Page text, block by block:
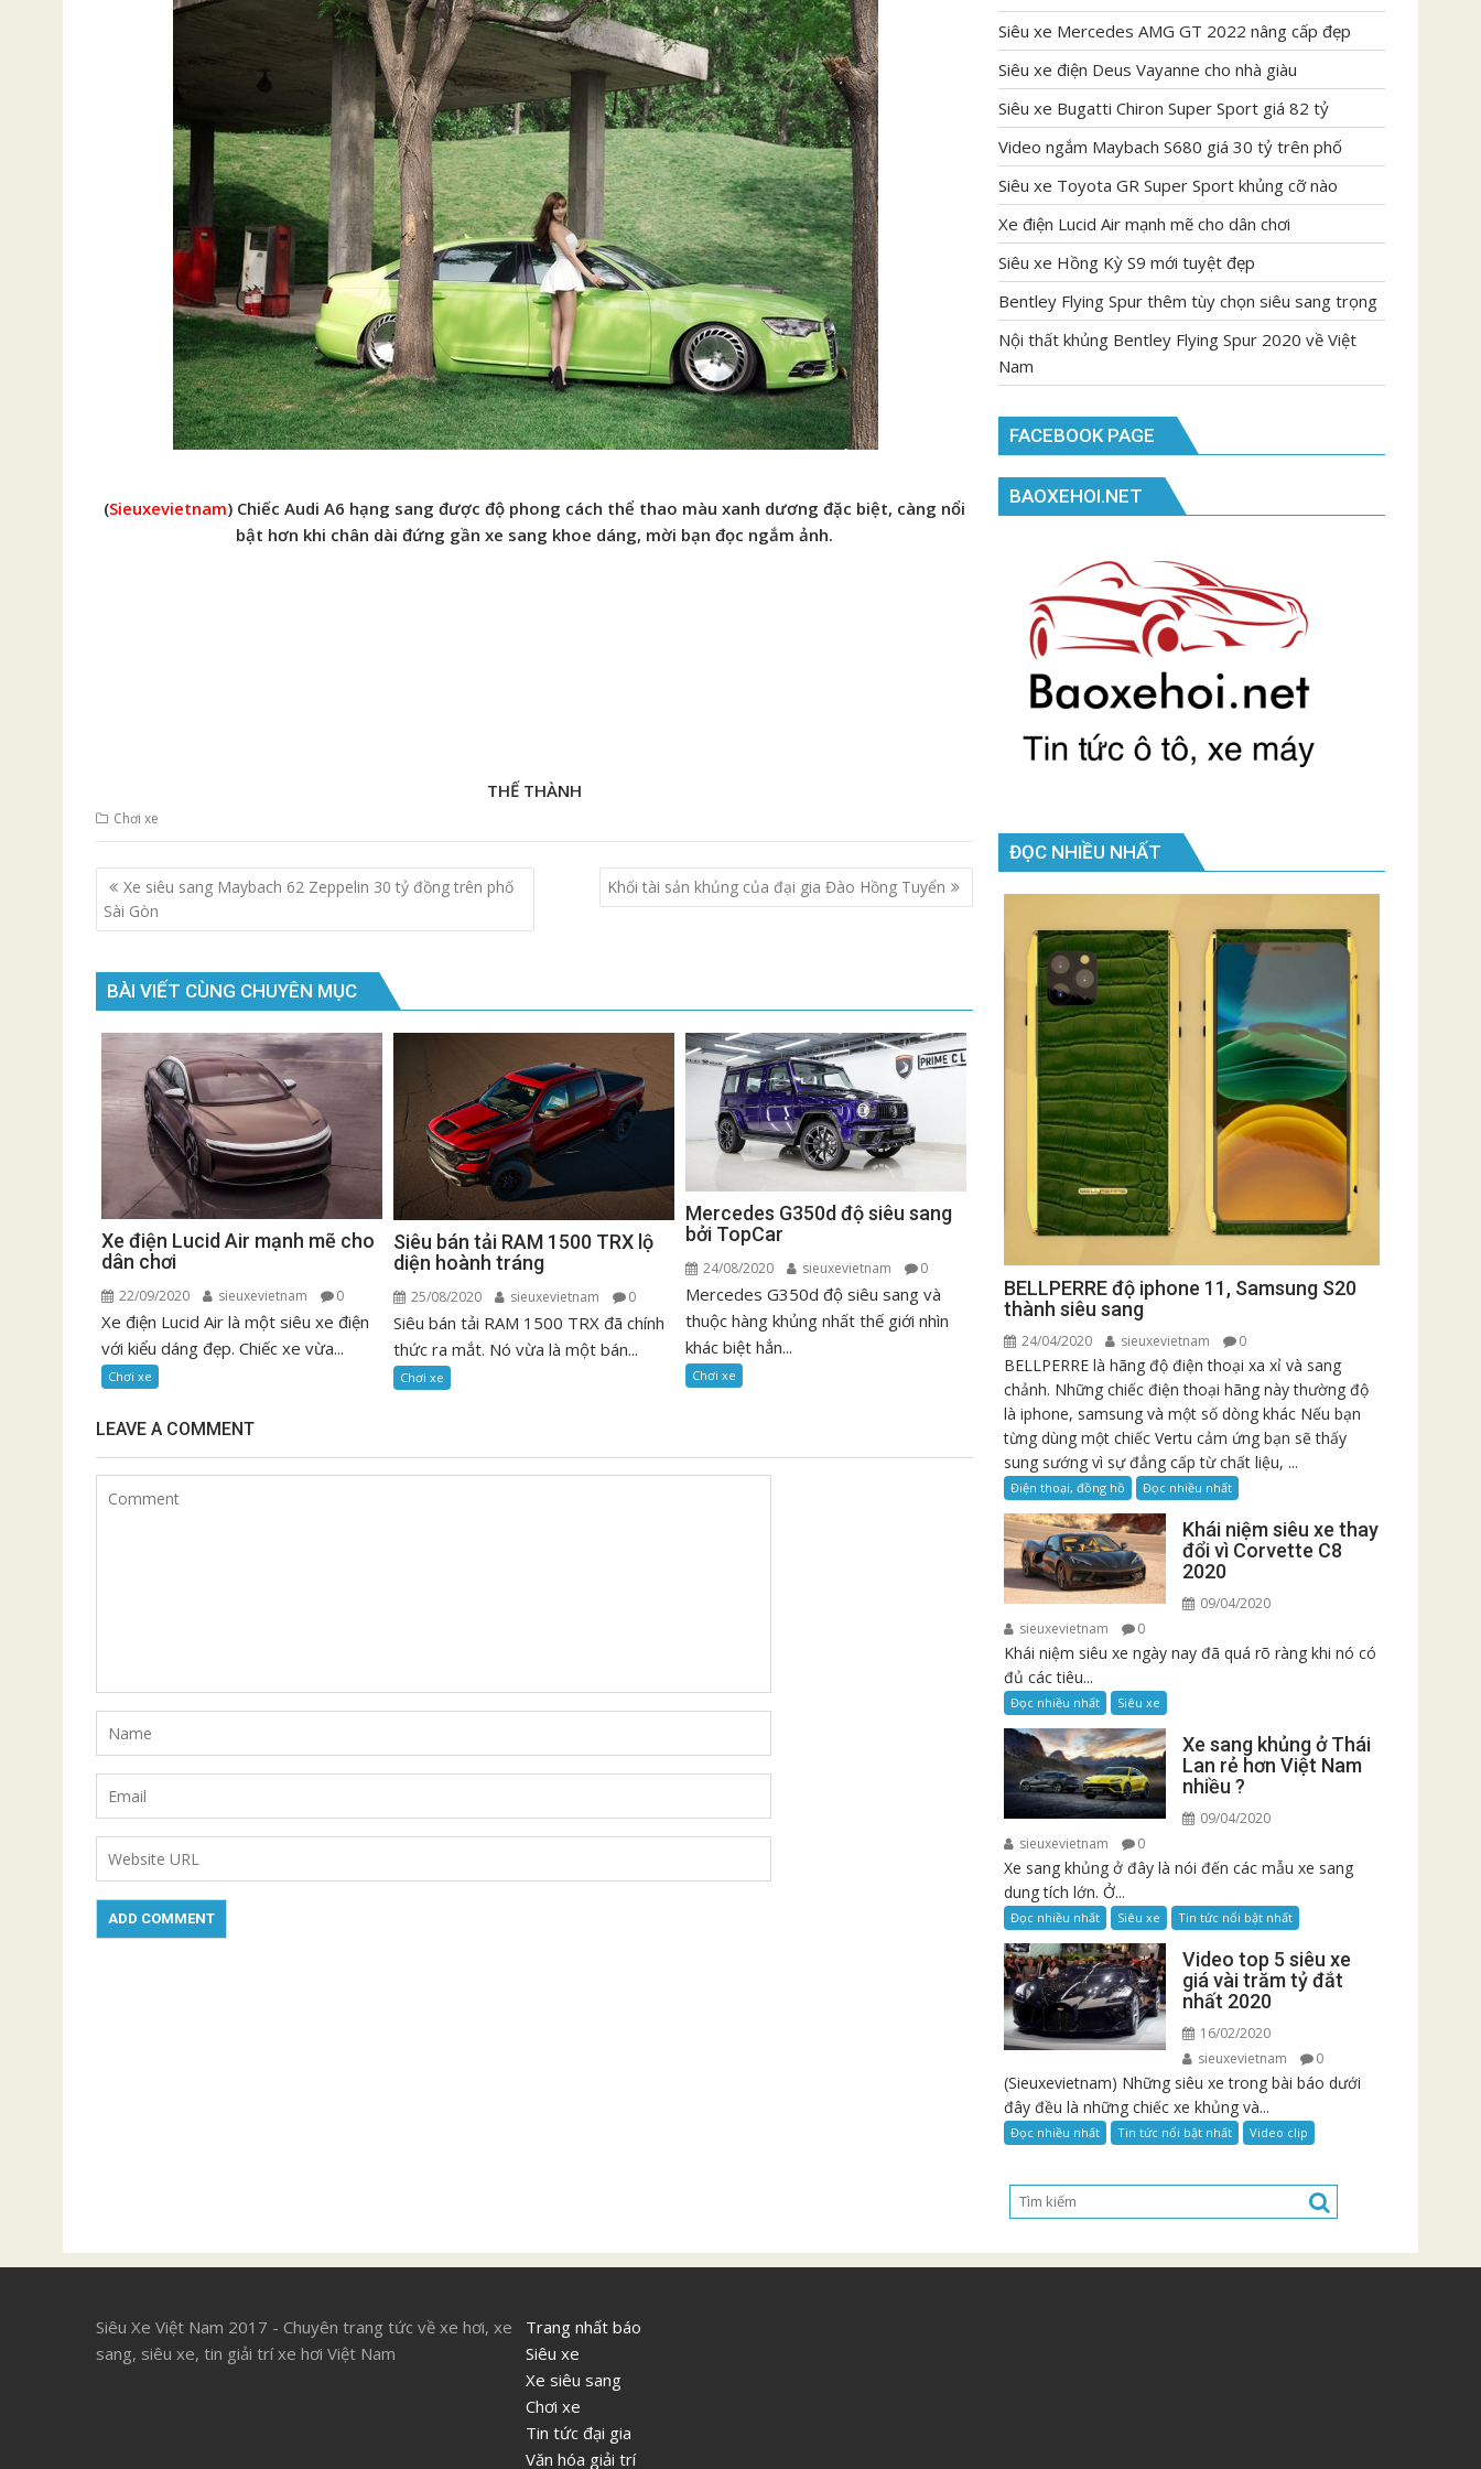
(Sieuxevietnam) Chiếc Audi A6 hạng sang được độ phong cách thể thao màu xanh dương đặc biệt, càng nổi
bật hơn khi chân dài đứng gần xe sang khoe dáng, mời bạn đọc ngắm ảnh.
THẾ THÀNH
Chơi xe
Điều
hướng
bài
viết
Xe siêu sang Maybach 62 Zeppelin 30 tỷ đồng trên phố
Sài Gòn
Khối tài sản khủng của đại gia Đào Hồng Tuyển
BÀI VIẾT CÙNG CHUYÊN MỤC
Xe điện Lucid Air mạnh mẽ cho
dân chơi
22/09/2020 sieuxevietnam 0
Xe điện Lucid Air là một siêu xe điện
với kiểu dáng đẹp. Chiếc xe vừa...
Chơi xe
Siêu bán tải RAM 1500 TRX lộ
diện hoành tráng
25/08/2020 sieuxevietnam 0
Siêu bán tải RAM 1500 TRX đã chính
thức ra mắt. Nó vừa là một bán...
Chơi xe
Mercedes G350d độ siêu sang
bởi TopCar
24/08/2020 sieuxevietnam 0
Mercedes G350d độ siêu sang và
thuộc hàng khủng nhất thế giới nhìn
khác biệt hẳn...
Chơi xe
LEAVE A COMMENT
Siêu xe Mercedes AMG GT 2022 nâng cấp đẹp
Siêu xe điện Deus Vayanne cho nhà giàu
Siêu xe Bugatti Chiron Super Sport giá 82 tỷ
Video ngắm Maybach S680 giá 30 tỷ trên phố
Siêu xe Toyota GR Super Sport khủng cỡ nào
Xe điện Lucid Air mạnh mẽ cho dân chơi
Siêu xe Hồng Kỳ S9 mới tuyệt đẹp
Bentley Flying Spur thêm tùy chọn siêu sang trọng
Nội thất khủng Bentley Flying Spur 2020 về Việt
Nam
FACEBOOK PAGE
BAOXEHOI.NET
ĐỌC NHIỀU NHẤT
BELLPERRE độ iphone 11, Samsung S20
thành siêu sang
24/04/2020 sieuxevietnam 0
BELLPERRE là hãng độ điện thoại xa xỉ và sang
chảnh. Những chiếc điện thoại hãng này thường độ
là iphone, samsung và một số dòng khác Nếu bạn
từng dùng một chiếc Vertu cảm ứng bạn sẽ thấy
sung sướng vì sự đẳng cấp từ chất liệu, ...
Điện thoại, đồng hồ Đọc nhiều nhất
Khái niệm siêu xe thay
đổi vì Corvette C8
2020
09/04/2020
sieuxevietnam
0
Khái niệm siêu xe ngày nay đã quá rõ ràng khi nó có
đủ các tiêu...
Đọc nhiều nhất Siêu xe
Xe sang khủng ở Thái
Lan rẻ hơn Việt Nam
nhiều ?
09/04/2020
sieuxevietnam
0
Xe sang khủng ở đây là nói đến các mẫu xe sang
dung tích lớn. Ở...
Đọc nhiều nhất Siêu xe Tin tức nổi bật nhất
Video top 5 siêu xe
giá vài trăm tỷ đắt
nhất 2020
16/02/2020
sieuxevietnam
0
(Sieuxevietnam) Những siêu xe trong bài báo dưới
đây đều là những chiếc xe khủng và...
Đọc nhiều nhất Tin tức nổi bật nhất Video clip
Siêu Xe Việt Nam 2017 - Chuyên trang tức về xe hơi, xe
sang, siêu xe, tin giải trí xe hơi Việt Nam
Trang nhất báo
Siêu xe
Xe siêu sang
Chơi xe
Tin tức đại gia
Văn hóa giải trí